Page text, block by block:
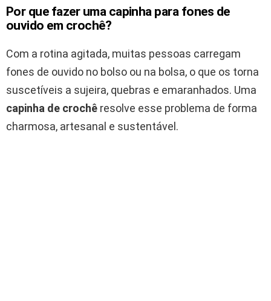
Por que fazer uma capinha para fones de
ouvido em crochê?
Com a rotina agitada, muitas pessoas carregam
fones de ouvido no bolso ou na bolsa, o que os torna
suscetíveis a sujeira, quebras e emaranhados. Uma
capinha de crochê resolve esse problema de forma
charmosa, artesanal e sustentável.